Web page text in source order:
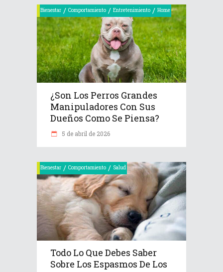
Bienestar / Comportamiento / Entretenimiento / Home
¿Son Los Perros Grandes
Manipuladores Con Sus
Dueños Como Se Piensa?
5 de abril de 2026
Bienestar / Comportamiento / Salud
Todo Lo Que Debes Saber
Sobre Los Espasmos De Los